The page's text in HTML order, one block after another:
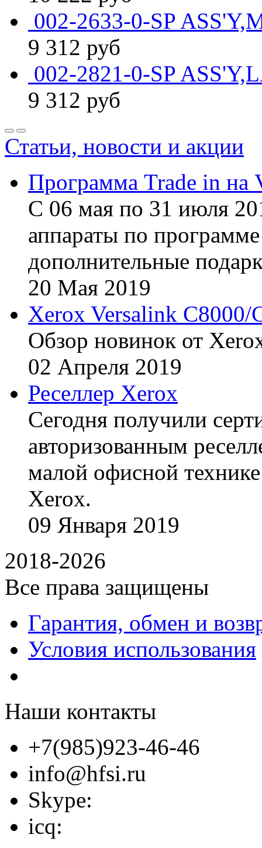
002-2633-0-SP
9 312 руб
002-2821-0-SP
9 312 руб
Статьи, новости и акции
Программа Trade in на
С 06 мая по 31 июля
аппараты по
дополнительные
20 Мая 2019
Xerox Versalink C8000/
Обзор новинок от
02 Апреля 2019
Реселлер Xerox
Сегодня получили
авторизованным
малой офисной
Xerox.
09 Января 2019
2018-2026
Все права защищены
Гарантия, обмен и
Условия использования
Наши контакты
+7(985)923-46-46
info@hfsi.ru
Skype:
icq: